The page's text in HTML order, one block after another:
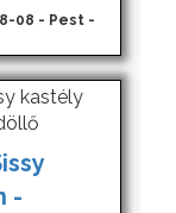
08 - Pest -
-